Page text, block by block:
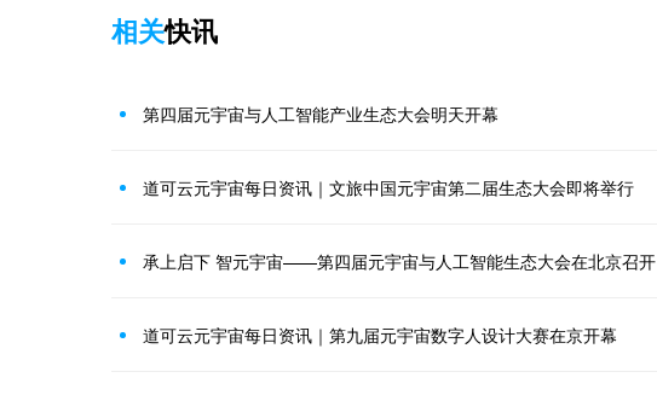
相关快讯
第四届元宇宙与人工智能产业生态大会明天开幕
道可云元宇宙每日资讯｜文旅中国元宇宙第二届生态大会即将举行
承上启下 智元宇宙——第四届元宇宙与人工智能生态大会在北京召开
道可云元宇宙每日资讯｜第九届元宇宙数字人设计大赛在京开幕